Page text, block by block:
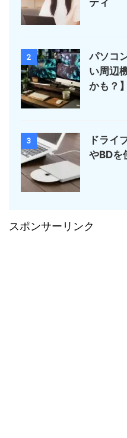
2
パソコ
い周辺
かも？】
3
ドライ
やBDを
スポンサーリンク